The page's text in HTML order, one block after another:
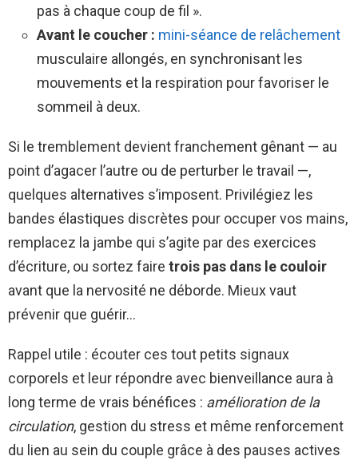
pas à chaque coup de fil ».
Avant le coucher : mini-séance de relâchement
musculaire allongés, en synchronisant les
mouvements et la respiration pour favoriser le
sommeil à deux.
Si le tremblement devient franchement gênant — au
point d’agacer l’autre ou de perturber le travail —,
quelques alternatives s’imposent. Privilégiez les
bandes élastiques discrètes pour occuper vos mains,
remplacez la jambe qui s’agite par des exercices
d’écriture, ou sortez faire trois pas dans le couloir
avant que la nervosité ne déborde. Mieux vaut
prévenir que guérir…
Rappel utile : écouter ces tout petits signaux
corporels et leur répondre avec bienveillance aura à
long terme de vrais bénéfices : amélioration de la
circulation, gestion du stress et même renforcement
du lien au sein du couple grâce à des pauses actives